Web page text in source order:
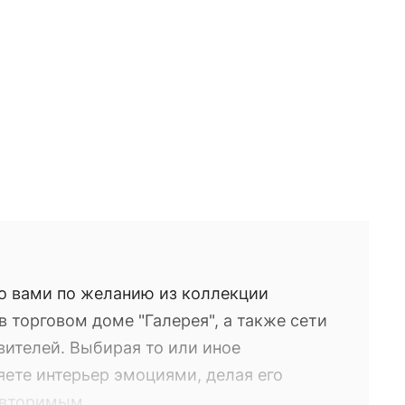
по желанию из коллекции
торговом доме "Галерея", а также сети
Выбирая то или иное
интерьер эмоциями, делая его